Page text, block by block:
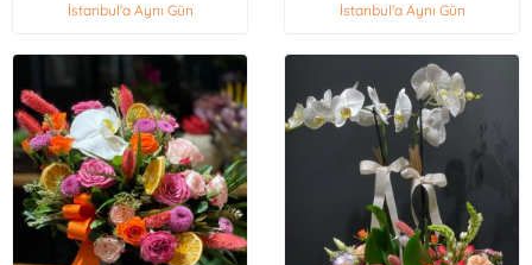
İstanbul'a Aynı Gün İstanbul'a Aynı Gün